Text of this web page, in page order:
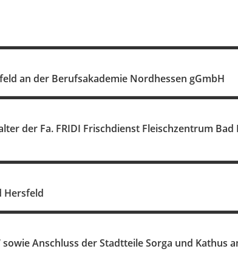
an der Berufsakademie Nordhessen gGmbH
der Fa. FRIDI Frischdienst Fleischzentrum Bad
Hersfeld
Anschluss der Stadtteile Sorga und Kathus